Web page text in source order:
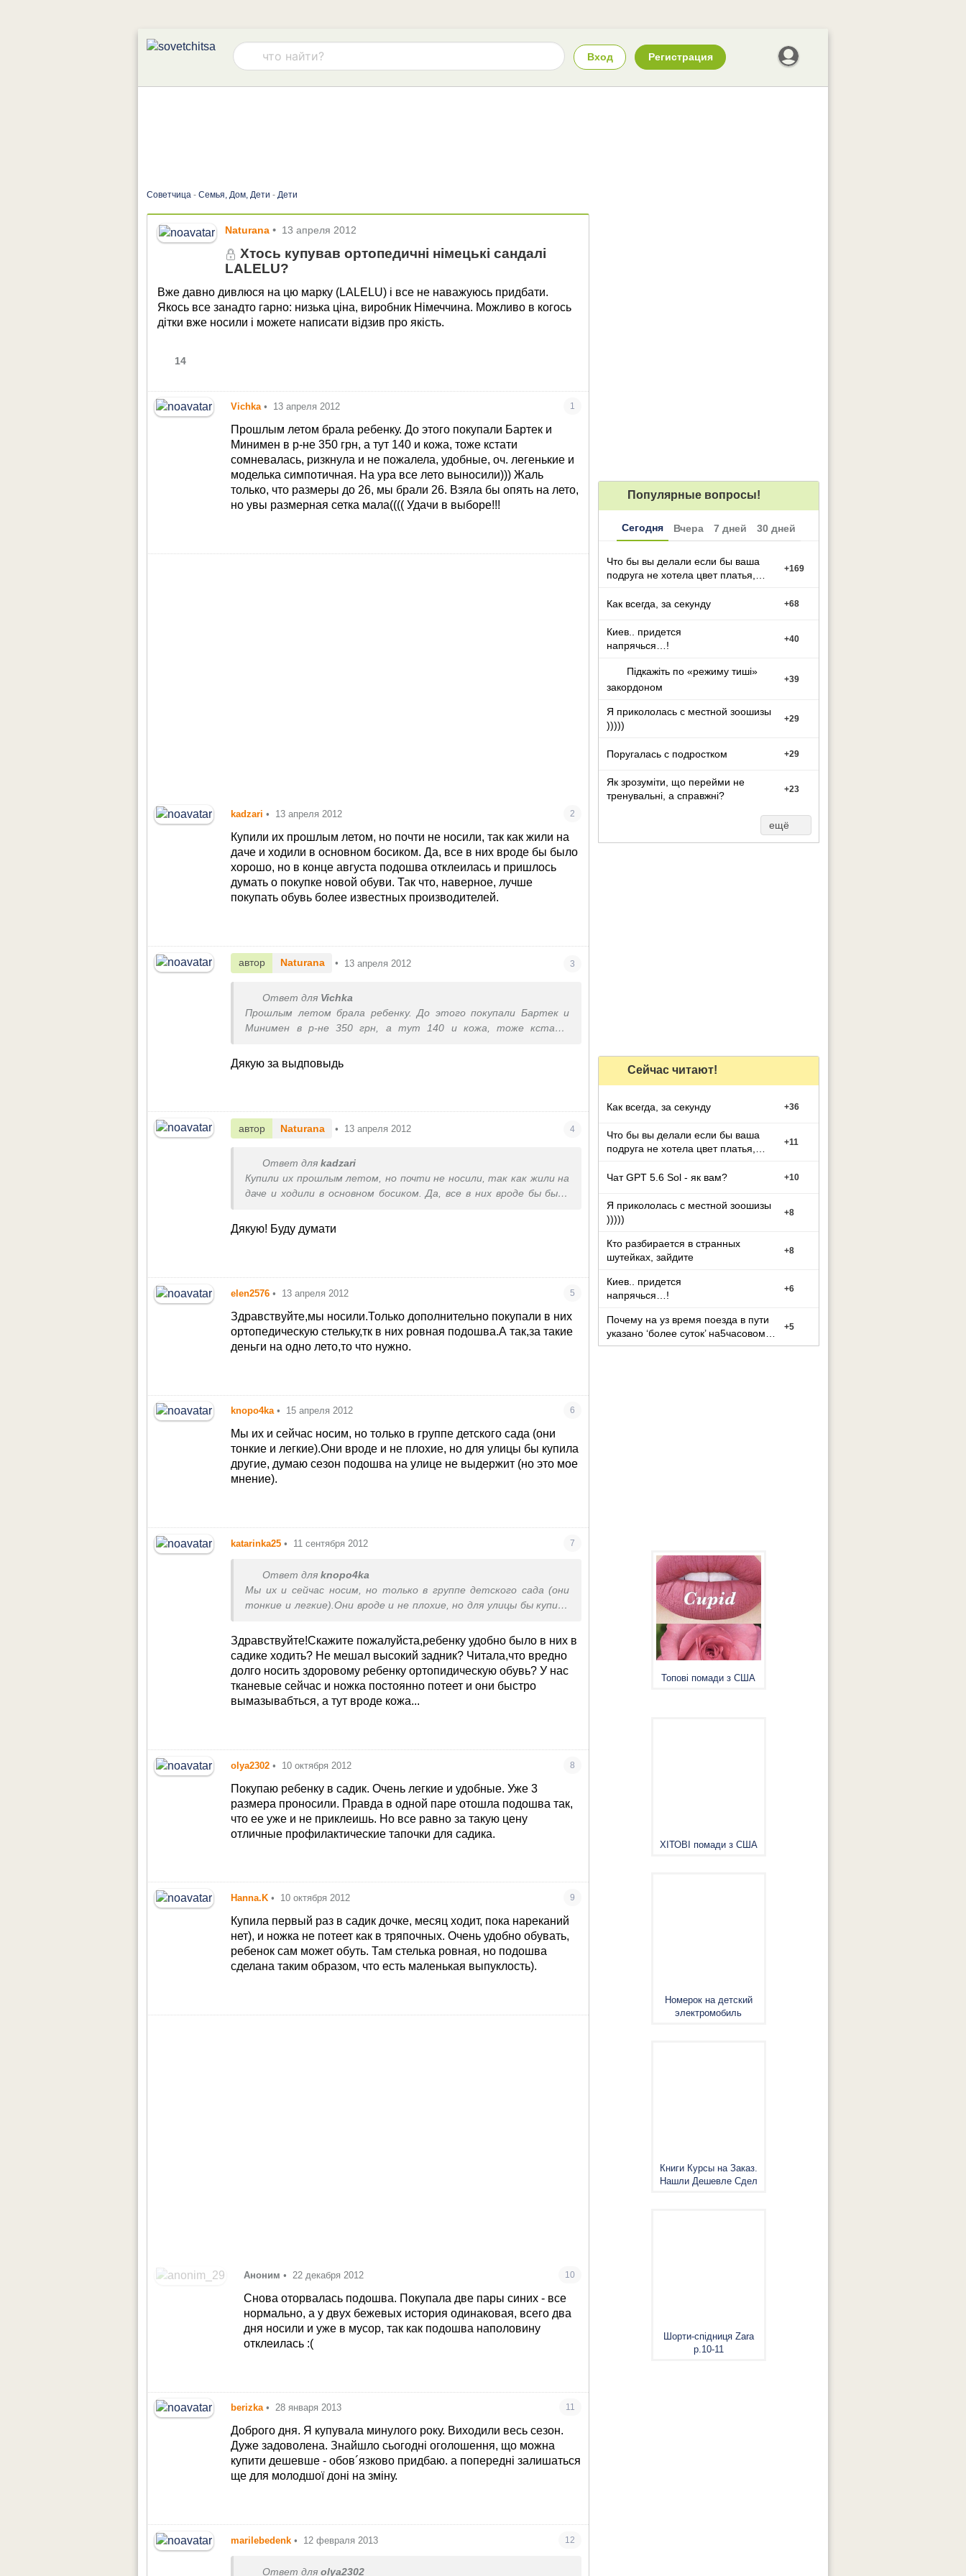
Вход Регистрация
Советчица - Семья, Дом, Дети - Дети
Naturana • 13 апреля 2012
Хтось купував ортопедичні німецькі сандалі
LALELU?
Вже давно дивлюся на цю марку (LALELU) і все не наважуюсь придбати.
Якось все занадто гарно: низька ціна, виробник Німеччина. Можливо в когось
дітки вже носили і можете написати відзив про якість.
14
Vichka • 13 апреля 2012 1
Прошлым летом брала ребенку. До этого покупали Бартек и
Минимен в р-не 350 грн, а тут 140 и кожа, тоже кстати
сомневалась, ризкнула и не пожалела, удобные, оч. легенькие и
моделька симпотичная. На ура все лето выносили))) Жаль
только, что размеры до 26, мы брали 26. Взяла бы опять на лето,
но увы размерная сетка мала(((( Удачи в выборе!!!
kadzari • 13 апреля 2012 2
Купили их прошлым летом, но почти не носили, так как жили на
даче и ходили в основном босиком. Да, все в них вроде бы было
хорошо, но в конце августа подошва отклеилась и пришлось
думать о покупке новой обуви. Так что, наверное, лучше
покупать обувь более известных производителей.
автор Naturana • 13 апреля 2012 3
Ответ для Vichka
Прошлым летом брала ребенку. До этого покупали Бартек и
Минимен в р-не 350 грн, а тут 140 и кожа, тоже кстати
только, что размеры до 26, мы брали 26. Взяла бы опять на
Дякую за выдповыдь
автор Naturana • 13 апреля 2012 4
Ответ для kadzari
Купили их прошлым летом, но почти не носили, так как жили на
даче и ходили в основном босиком. Да, все в них вроде бы было
думать о покупке новой обуви. Так что, наверное, лучше
Дякую! Буду думати
elen2576 • 13 апреля 2012 5
Здравствуйте,мы носили.Только дополнительно покупали в них
ортопедическую стельку,тк в них ровная подошва.А так,за такие
деньги на одно лето,то что нужно.
knopo4ka • 15 апреля 2012 6
Мы их и сейчас носим, но только в группе детского сада (они
тонкие и легкие).Они вроде и не плохие, но для улицы бы купила
другие, думаю сезон подошва на улице не выдержит (но это мое
мнение).
katarinka25 • 11 сентября 2012 7
Ответ для knopo4ka
Мы их и сейчас носим, но только в группе детского сада (они
тонкие и легкие).Они вроде и не плохие, но для улицы бы купила
мнение).
Здравствуйте!Скажите пожалуйста,ребенку удобно было в них в
садике ходить? Не мешал высокий задник? Читала,что вредно
долго носить здоровому ребенку ортопидическую обувь? У нас
тканевые сейчас и ножка постоянно потеет и они быстро
вымазывабться, а тут вроде кожа...
olya2302 • 10 октября 2012 8
Покупаю ребенку в садик. Очень легкие и удобные. Уже 3
размера проносили. Правда в одной паре отошла подошва так,
что ее уже и не приклеишь. Но все равно за такую цену
отличные профилактические тапочки для садика.
Hanna.K • 10 октября 2012 9
Купила первый раз в садик дочке, месяц ходит, пока нареканий
нет), и ножка не потеет как в тряпочных. Очень удобно обувать,
ребенок сам может обуть. Там стелька ровная, но подошва
сделана таким образом, что есть маленькая выпуклость).
Аноним • 22 декабря 2012 10
Снова оторвалась подошва. Покупала две пары синих - все
нормально, а у двух бежевых история одинаковая, всего два
дня носили и уже в мусор, так как подошва наполовину
отклеилась :(
berizka • 28 января 2013 11
Доброго дня. Я купувала минулого року. Виходили весь сезон.
Дуже задоволена. Знайшло сьогодні оголошення, що можна
купити дешевше - обов´язково придбаю. а попередні залишаться
ще для молодшої доні на зміну.
marilebedenk • 12 февраля 2013 12
Ответ для olya2302
Популярные вопросы!
Сегодня Вчера 7 дней 30 дней
Что бы вы делали если бы ваша
подруга не хотела цвет платья,
+169
Как всегда, за секунду +68
Киев.. придется
напрячься…!
+40
Підкажіть по «режиму тиші»
закордоном
+39
Я прикололась с местной зоошизы
)))))
+29
Поругалась с подростком +29
Як зрозуміти, що перейми не
тренувальні, а справжні?
+23
ещё
Сейчас читают!
Как всегда, за секунду +36
Что бы вы делали если бы ваша
подруга не хотела цвет платья,
+11
Чат GPT 5.6 Sol - як вам? +10
Я прикололась с местной зоошизы
)))))
+8
Кто разбирается в странных
шутейках, зайдите
+8
Киев.. придется
напрячься…!
+6
Почему на уз время поезда в пути
указано ‘более суток’ на5часовом
промежутке
+5
Топові помади з США
ХІТОВІ помади з США
Номерок на детский
электромобиль
Книги Курсы на Заказ.
Нашли Дешевле Сдел
Шорти-спідниця Zara
р.10-11